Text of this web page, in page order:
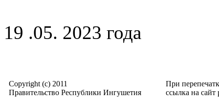
19 .05. 2023 года
Copyright (c) 2011
Правительство Республики Ингушетия
При
ссылка на сайт